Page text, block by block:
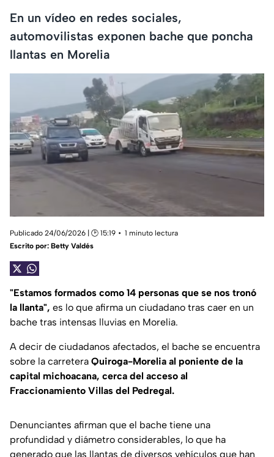
En un vídeo en redes sociales,
automovilistas exponen bache que poncha
llantas en Morelia
Publicado 24/06/2026 | 🕑 15:19
1 minuto lectura
Escrito por: Betty Valdés
"Estamos formados como 14 personas que se nos tronó
la llanta", es lo que afirma un ciudadano tras caer en un
bache tras intensas lluvias en Morelia.
A decir de ciudadanos afectados, el bache se encuentra
sobre la carretera Quiroga-Morelia al poniente de la
capital michoacana, cerca del acceso al
Fraccionamiento Villas del Pedregal.
Denunciantes afirman que el bache tiene una
profundidad y diámetro considerables, lo que ha
generado que las llantas de diversos vehículos que han